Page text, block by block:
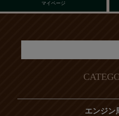
マイページ
エンジン